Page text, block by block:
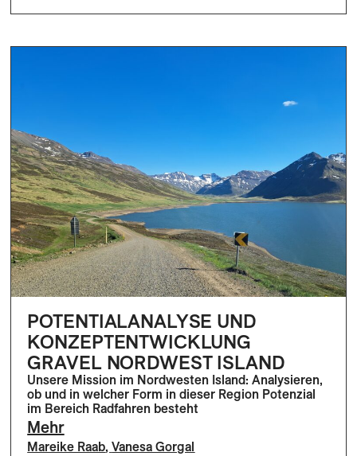
POTENTIALANALYSE UND
KONZEPTENTWICKLUNG
GRAVEL NORDWEST ISLAND
Unsere Mission im Nordwesten Island: Analysieren,
ob und in welcher Form in dieser Region Potenzial
im Bereich Radfahren besteht
Mehr
Mareike Raab,Vanesa Gorgal